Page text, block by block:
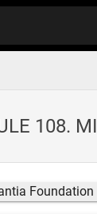
108.
Foundation